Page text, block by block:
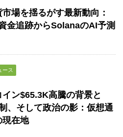
場を揺るがす最新動向：
金追跡からSolanaのAI予測
ース
イン$65.3K高騰の背景と
、そして政治の影：仮想通
現在地